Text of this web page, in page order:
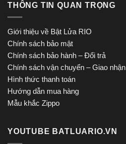
THÔNG TIN QUAN TRỌNG
Giới thiệu về Bật Lửa RIO
Chính sách bảo mật
Chính sách bảo hành – Đổi trả
Chính sách vận chuyển – Giao nhận
Hình thức thanh toán
Hướng dẫn mua hàng
Mẫu khắc Zippo
YOUTUBE BATLUARIO.VN